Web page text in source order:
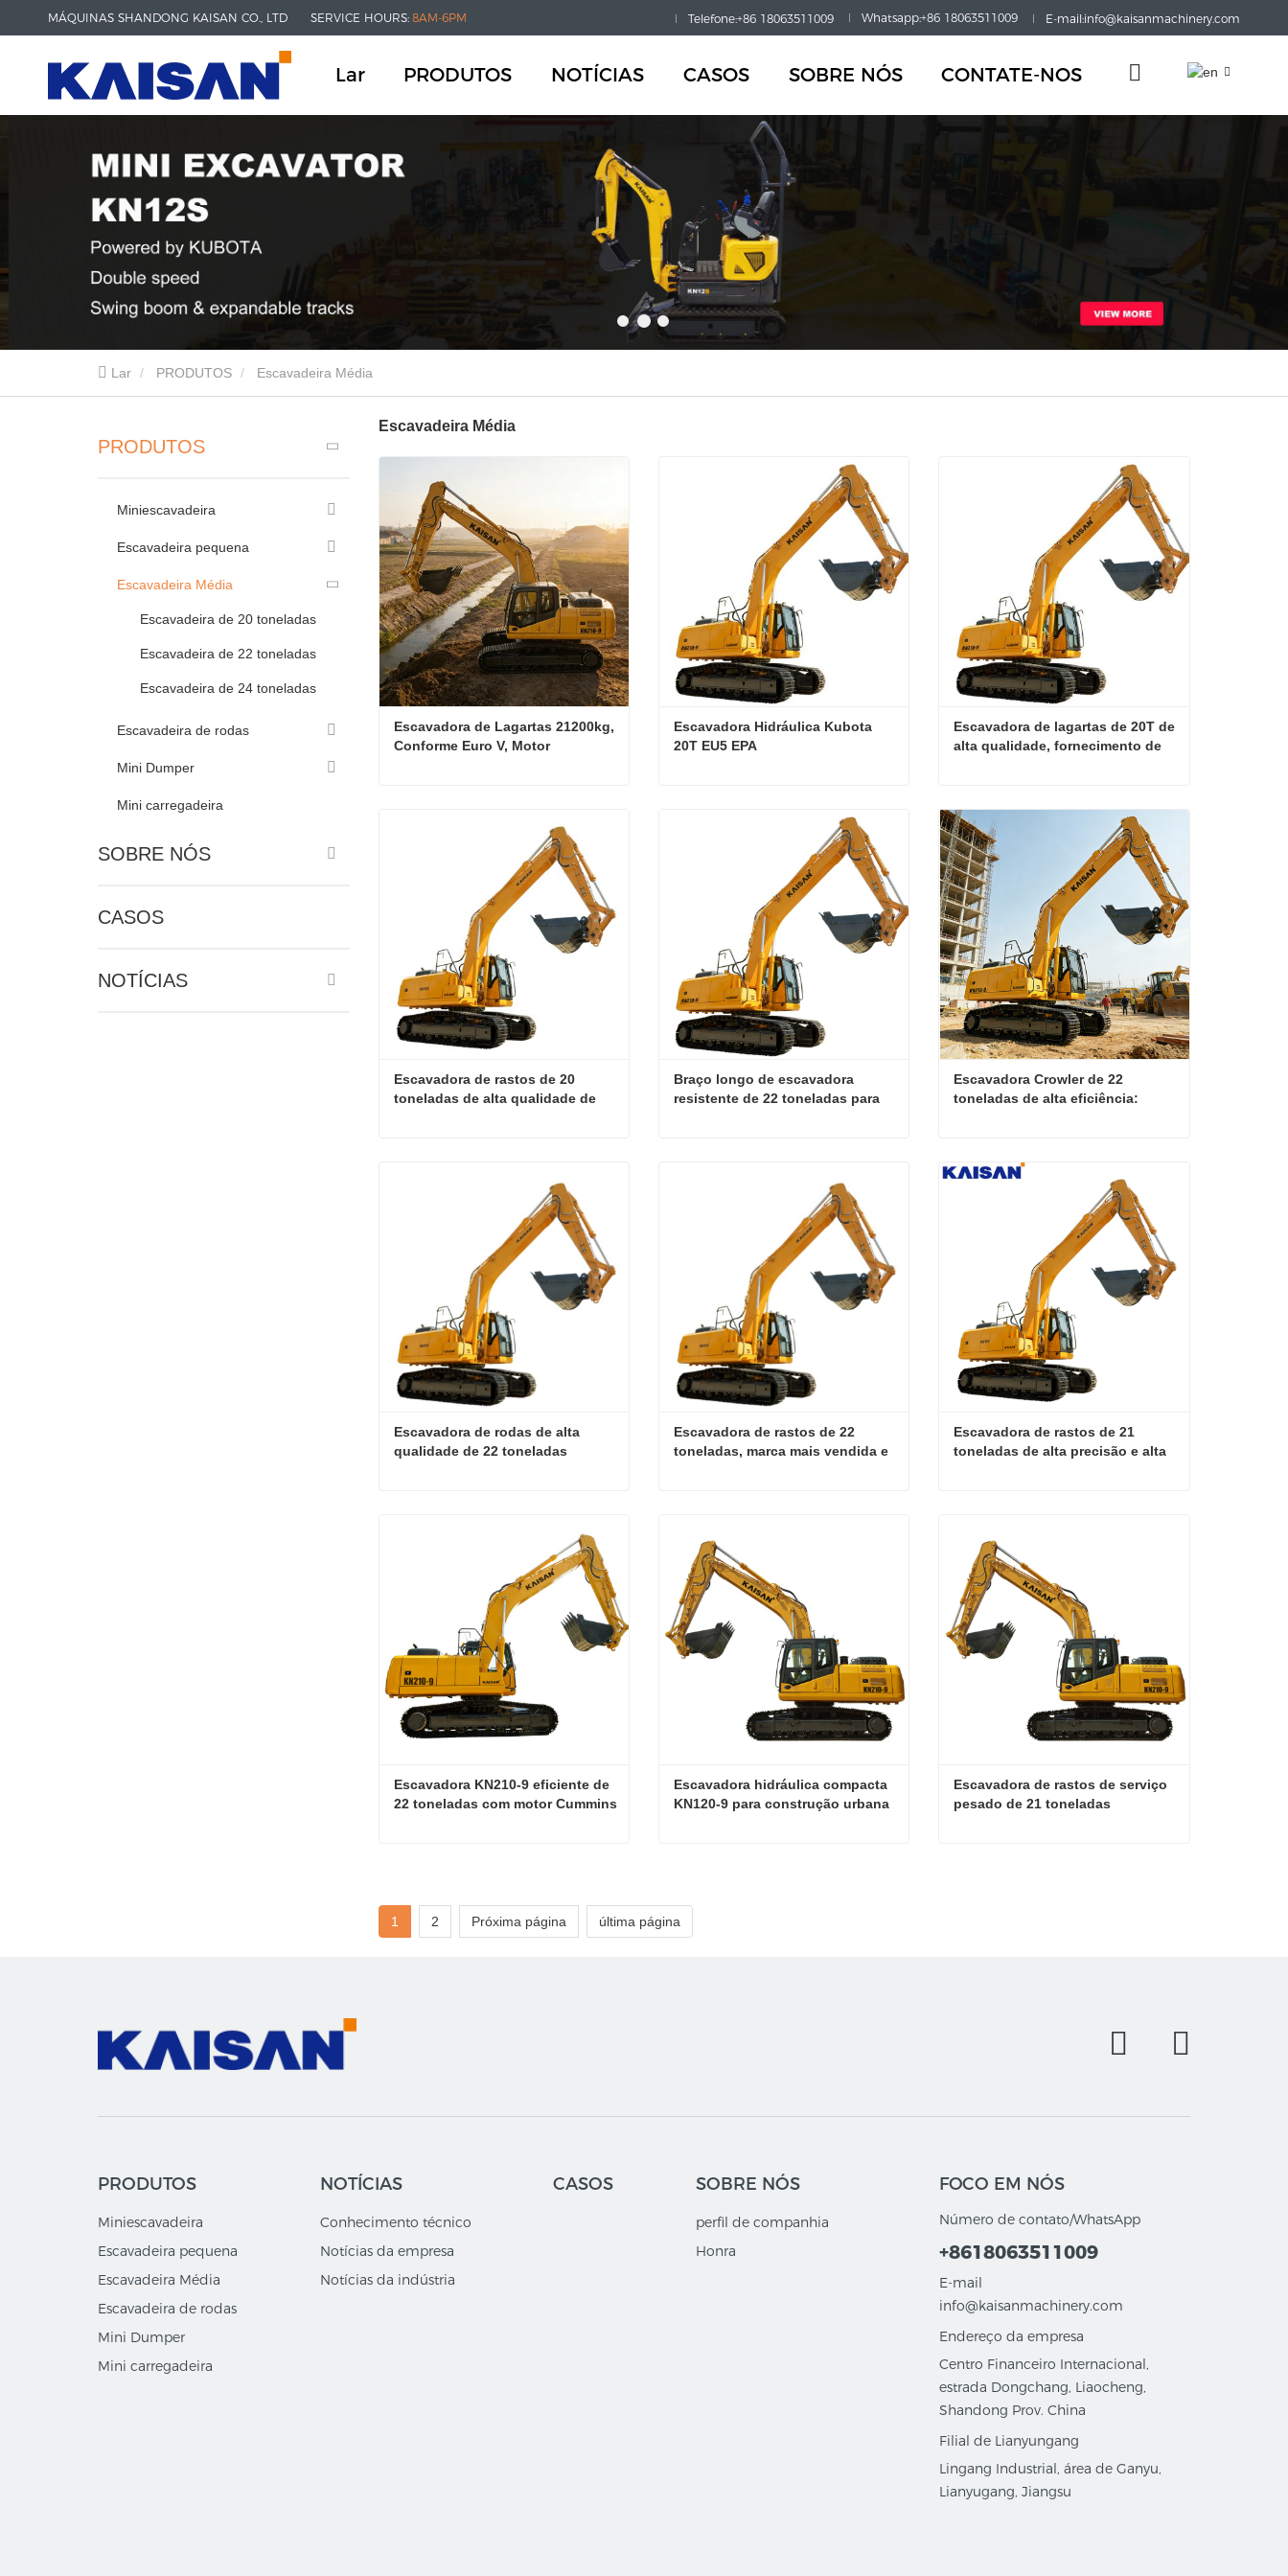
MÁQUINAS SHANDONG KAISAN CO., LTD SERVICE HOURS: 8AM-6PM Telefone:+86 18063511009 Whatsapp:+86 18063511009 E-mail:info@kaisanmachinery.com
Lar PRODUTOS NOTÍCIAS CASOS SOBRE NÓS CONTATE-NOS
Lar PRODUTOS Escavadeira Média
PRODUTOS
Miniescavadeira
Escavadeira pequena
Escavadeira Média
Escavadeira de 20 toneladas
Escavadeira de 22 toneladas
Escavadeira de 24 toneladas
Escavadeira de rodas
Mini Dumper
Mini carregadeira
SOBRE NÓS
CASOS
NOTÍCIAS
Escavadeira Média
Escavadora de Lagartas 21200kg,
Conforme Euro V, Motor
Escavadora Hidráulica Kubota
20T EU5 EPA
Escavadora de lagartas de 20T de
alta qualidade, fornecimento de
construção
Escavadora de lagartas de 20T de alta qualidade, fornecimento de fábrica, escavadora hidráulica eficiente em combustível para projetos de terraplanagem e construção
Contate agora
Escavadora de rastos de 20
toneladas de alta qualidade de
Braço longo de escavadora
resistente de 22 toneladas para
Escavadora Crowler de 22
toneladas de alta eficiência:
Escavadora de rodas de alta
qualidade de 22 toneladas
Escavadora de rastos de 22
toneladas, marca mais vendida e
Contate agora
Escavadora de rastos de 21
toneladas de alta precisão e alta
Contate agora
Escavadora KN210-9 eficiente de
22 toneladas com motor Cummins
Escavadora hidráulica compacta
KN120-9 para construção urbana
Escavadora de rastos de serviço
pesado de 21 toneladas
1
2 Próxima página última página
PRODUTOS
Miniescavadeira
Escavadeira pequena
Escavadeira Média
Escavadeira de rodas
Mini Dumper
Mini carregadeira
NOTÍCIAS
Conhecimento técnico
Notícias da empresa
Notícias da indústria
CASOS SOBRE NÓS
perfil de companhia
Honra
FOCO EM NÓS
Número de contato/WhatsApp
+8618063511009
E-mail
info@kaisanmachinery.com
Endereço da empresa
Centro Financeiro Internacional,
estrada Dongchang, Liaocheng,
Shandong Prov. China
Filial de Lianyungang
Lingang Industrial, área de Ganyu,
Lianyugang, Jiangsu